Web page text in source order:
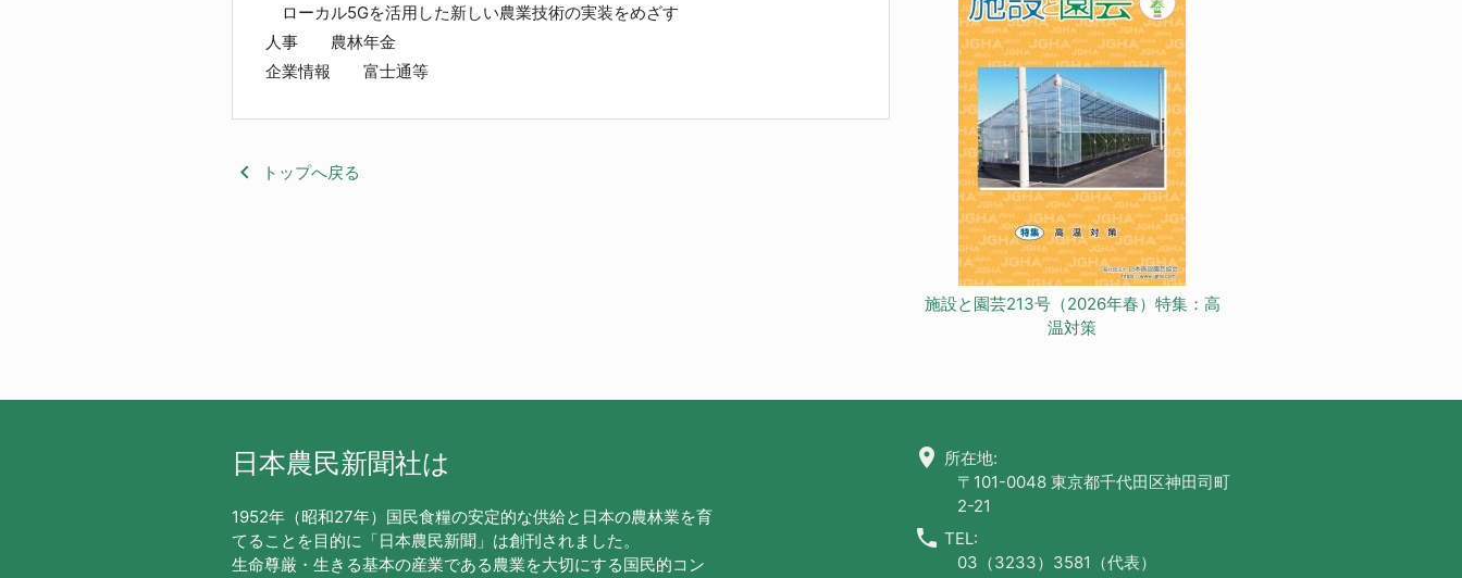
ローカル5Gを活用した新しい農業技術の実装をめざす
人事 農林年金
企業情報 富士通等
keyboard_arrow_left トップへ戻る
施設と園芸213号（2026年春）特集：高
温対策
日本農民新聞社は
1952年（昭和27年）国民食糧の安定的な供給と日本の農林業を育
てることを目的に「日本農民新聞」は創刊されました。
生命尊厳・生きる基本の産業である農業を大切にする国民的コン
location_on 所在地:
〒101-0048 東京都千代田区神田司町
2-21
call TEL:
03（3233）3581（代表）